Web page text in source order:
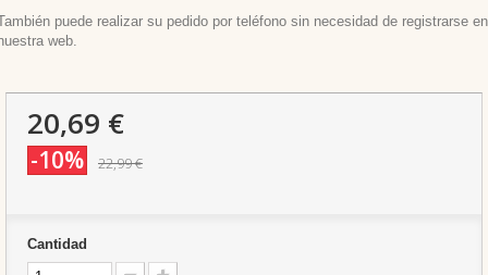
puede realizar su pedido por teléfono sin necesidad de registrarse en
web.
20,69 €
-10% 22,99 €
Cantidad